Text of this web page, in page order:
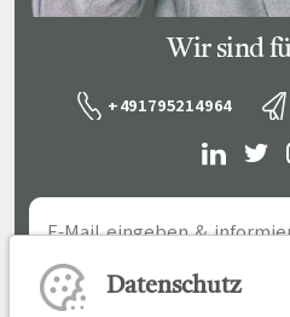
Wir sind
+491795214964
Datenschutz